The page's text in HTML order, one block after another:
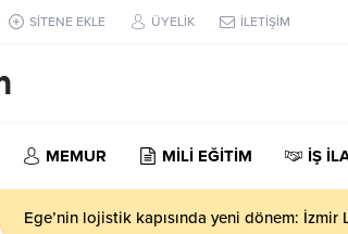
SİTENE EKLE ÜYELİK İLETİŞİM
MEMUR MİLİ EĞİTİM İŞ
Ege’nin lojistik kapısında yeni dönem: